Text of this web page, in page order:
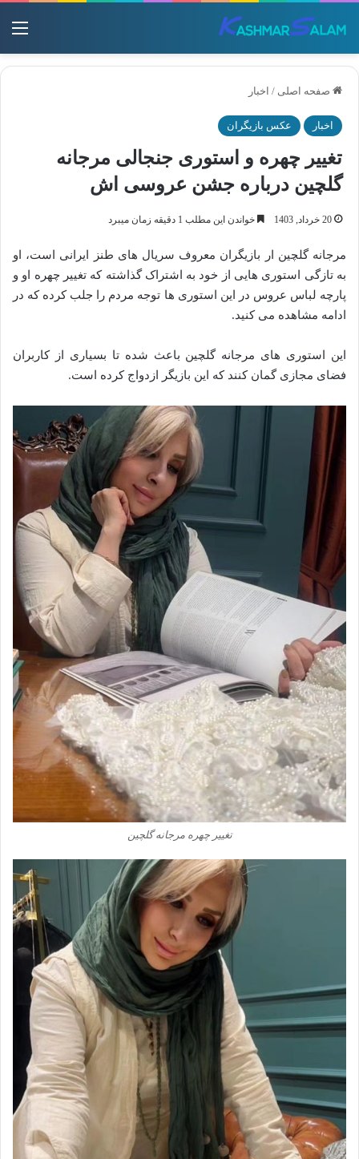
صفحه اصلی / اخبار
اخبار عکس بازیگران
تغییر چهره و استوری جنجالی مرجانه
گلچین درباره جشن عروسی اش
20 خرداد, 1403 خواندن این مطلب 1 دقیقه زمان میبرد
مرجانه گلچین ار بازیگران معروف سریال های طنز ایرانی است، او
به تازگی استوری هایی از خود به اشتراک گذاشته که تغییر چهره او و
پارچه لباس عروس در این استوری ها توجه مردم را جلب کرده که در
ادامه مشاهده می کنید.
این استوری های مرجانه گلچین باعث شده تا بسیاری از کاربران
فضای مجازی گمان کنند که این بازیگر ازدواج کرده است.
تغییر چهره مرجانه گلچین